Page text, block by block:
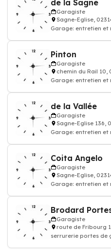
de la Sagne
Garagiste
Sagne-Eglise,
Garage: entretien
Pinton
Garagiste
chemin du Rail 10,
Garage: entretien
de la Vallée
Garagiste
Sagne-Eglise 136,
Garage: entretien
Coita Angelo
Garagiste
Sagne-Eglise,
Garage: entretien
Brodard
Garagiste
route de Fribourg
serrurerie portes de